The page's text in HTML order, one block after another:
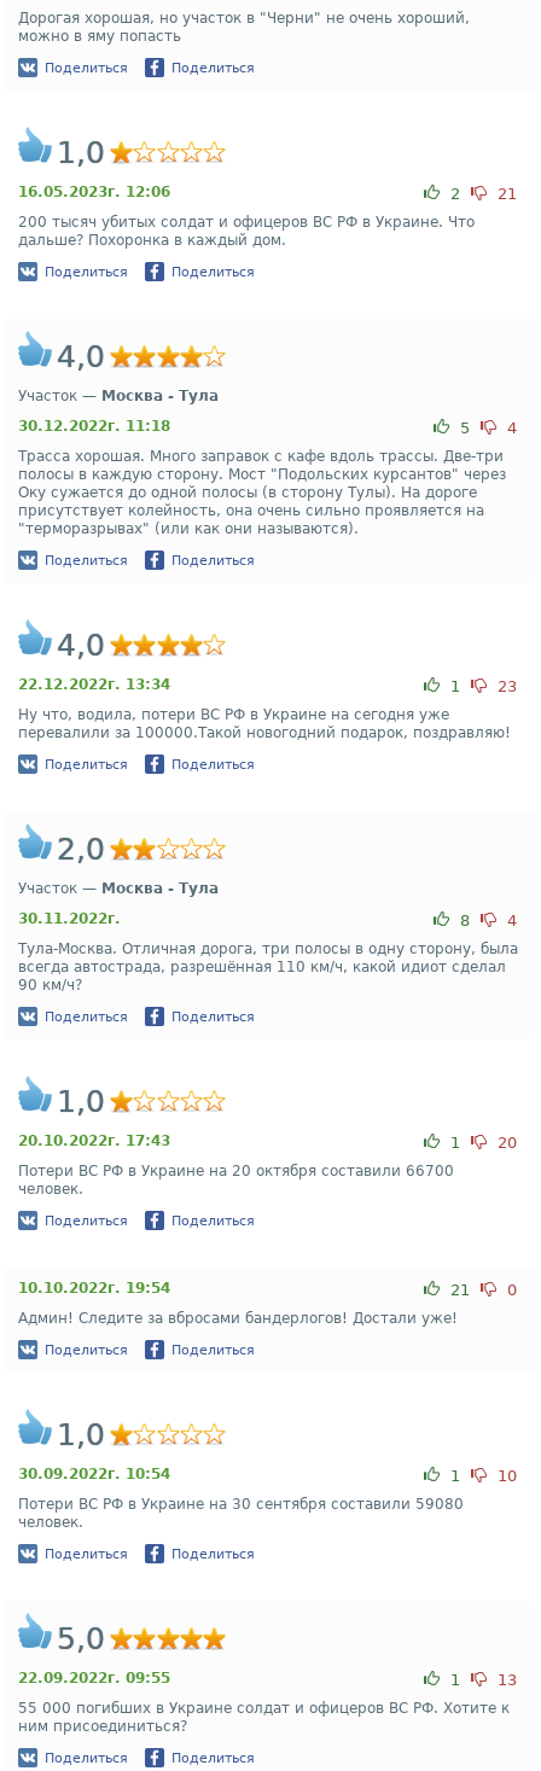
Дорогая хорошая, но участок в "Черни" не очень хороший,
можно в яму попасть
Поделиться Поделиться
1,0
16.05.2023г. 12:06 2 21
200 тысяч убитых солдат и офицеров ВС РФ в Украине. Что
дальше? Похоронка в каждый дом.
Поделиться Поделиться
4,0
Участок — Москва - Тула
30.12.2022г. 11:18
5 4
Трасса хорошая. Много заправок с кафе вдоль трассы. Две-три
полосы в каждую сторону. Мост "Подольских курсантов" через
Оку сужается до одной полосы (в сторону Тулы). На дороге
присутствует колейность, она очень сильно проявляется на
"терморазрывах" (или как они называются).
Поделиться Поделиться
4,0
22.12.2022г. 13:34 1 23
Ну что, водила, потери ВС РФ в Украине на сегодня уже
перевалили за 100000.Такой новогодний подарок, поздравляю!
Поделиться Поделиться
2,0
Участок — Москва - Тула
30.11.2022г.
8 4
Тула-Москва. Отличная дорога, три полосы в одну сторону, была
всегда автострада, разрешённая 110 км/ч, какой идиот сделал
90 км/ч?
Поделиться Поделиться
1,0
20.10.2022г. 17:43 1 20
Потери ВС РФ в Украине на 20 октября составили 66700
человек.
Поделиться Поделиться
10.10.2022г. 19:54 21 0
Админ! Следите за вбросами бандерлогов! Достали уже!
Поделиться Поделиться
1,0
30.09.2022г. 10:54 1 10
Потери ВС РФ в Украине на 30 сентября составили 59080
человек.
Поделиться Поделиться
5,0
22.09.2022г. 09:55 1 13
55 000 погибших в Украине солдат и офицеров ВС РФ. Хотите к
ним присоединиться?
Поделиться Поделиться